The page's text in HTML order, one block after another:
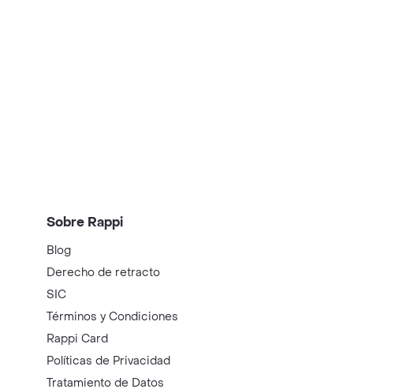
Sobre Rappi
Blog
Derecho de retracto
SIC
Términos y Condiciones
Rappi Card
Políticas de Privacidad
Tratamiento de Datos